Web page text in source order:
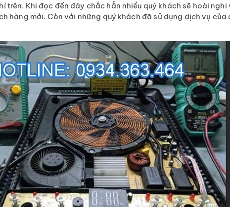
Khi đọc đến đây chắc hẳn nhiều quý khách sẽ hoài
hàng mới. Còn với những quý khách đã sử dụng dịch vụ